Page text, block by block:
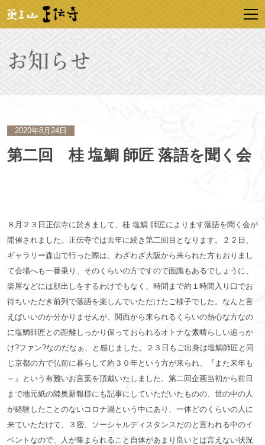
2020年8月24日
第二回 桂 塩鯛 師匠 落語を聞く会
８月２３日正伝寺に於きまして、桂 塩鯛 師匠によります落語を聞く会が
開催されました。正伝寺では去年に続き第二回目となります。２２日、
ギャラリー森山で行った際は、わざわざ大阪から来られた方もおりまし
て会場へも一番乗り、そのくらいの方ですので面識もあるでしょうに、
楽屋などには顔出しをするわけでもなく、時間まで約１時間入り口でお
待ちいただき前列で落語を楽しんでいただけたご様子でした。なんと言
えばいいのか分かりませんが、関西から来られるくらいの熱心な方なの
に塩鯛師匠との距離しっかり保っておられるオトナな素晴らしい追っか
け?ファン?なのだなぁ、と感じました。２３日もご出身は塩鯛師匠と同
じ京都の方で弘前に暮らして約３０年という方が来られ、『また来年も
～』という有難いお言葉を頂戴いたしました。第二回企画当初から前日
まで地元紙の陸奥新報様にも記事にしていただいたものの、世の中の人
が経験したことのないコロナ渦という中にあり、一体どのくらいの人に
来ていただけて、３密、ソーシャルディスタンスだのと言われる中のイ
ベントなので、人が集まられること自体があまり良いとは言えない状況